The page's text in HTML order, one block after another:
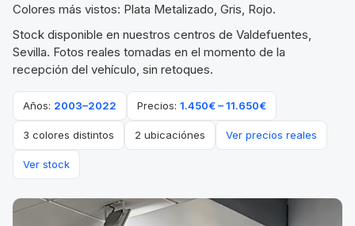
Colores más vistos: Plata Metalizado, Gris, Rojo.
Stock disponible en nuestros centros de Valdefuentes,
Sevilla. Fotos reales tomadas en el momento de la
recepción del vehículo, sin retoques.
Años: 2003–2022 Precios: 1.450€ – 11.650€
3 colores distintos 2 ubicaciónes Ver precios reales
Ver stock